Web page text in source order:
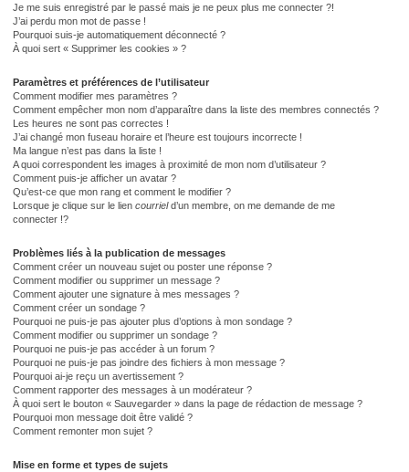
Je me suis enregistré par le passé mais je ne peux plus me connecter ?!
J’ai perdu mon mot de passe !
Pourquoi suis-je automatiquement déconnecté ?
À quoi sert « Supprimer les cookies » ?
Paramètres et préférences de l’utilisateur
Comment modifier mes paramètres ?
Comment empêcher mon nom d’apparaître dans la liste des membres connectés ?
Les heures ne sont pas correctes !
J’ai changé mon fuseau horaire et l’heure est toujours incorrecte !
Ma langue n’est pas dans la liste !
A quoi correspondent les images à proximité de mon nom d’utilisateur ?
Comment puis-je afficher un avatar ?
Qu’est-ce que mon rang et comment le modifier ?
Lorsque je clique sur le lien courrield’un membre, on me demande de me
connecter !?
Problèmes liés à la publication de messages
Comment créer un nouveau sujet ou poster une réponse ?
Comment modifier ou supprimer un message ?
Comment ajouter une signature à mes messages ?
Comment créer un sondage ?
Pourquoi ne puis-je pas ajouter plus d’options à mon sondage ?
Comment modifier ou supprimer un sondage ?
Pourquoi ne puis-je pas accéder à un forum ?
Pourquoi ne puis-je pas joindre des fichiers à mon message ?
Pourquoi ai-je reçu un avertissement ?
Comment rapporter des messages à un modérateur ?
À quoi sert le bouton « Sauvegarder » dans la page de rédaction de message ?
Pourquoi mon message doit être validé ?
Comment remonter mon sujet ?
Mise en forme et types de sujets